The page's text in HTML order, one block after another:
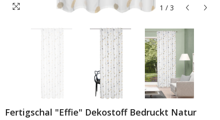
1 / 3
Fertigschal "Effie" Dekostoff Bedruckt Natur